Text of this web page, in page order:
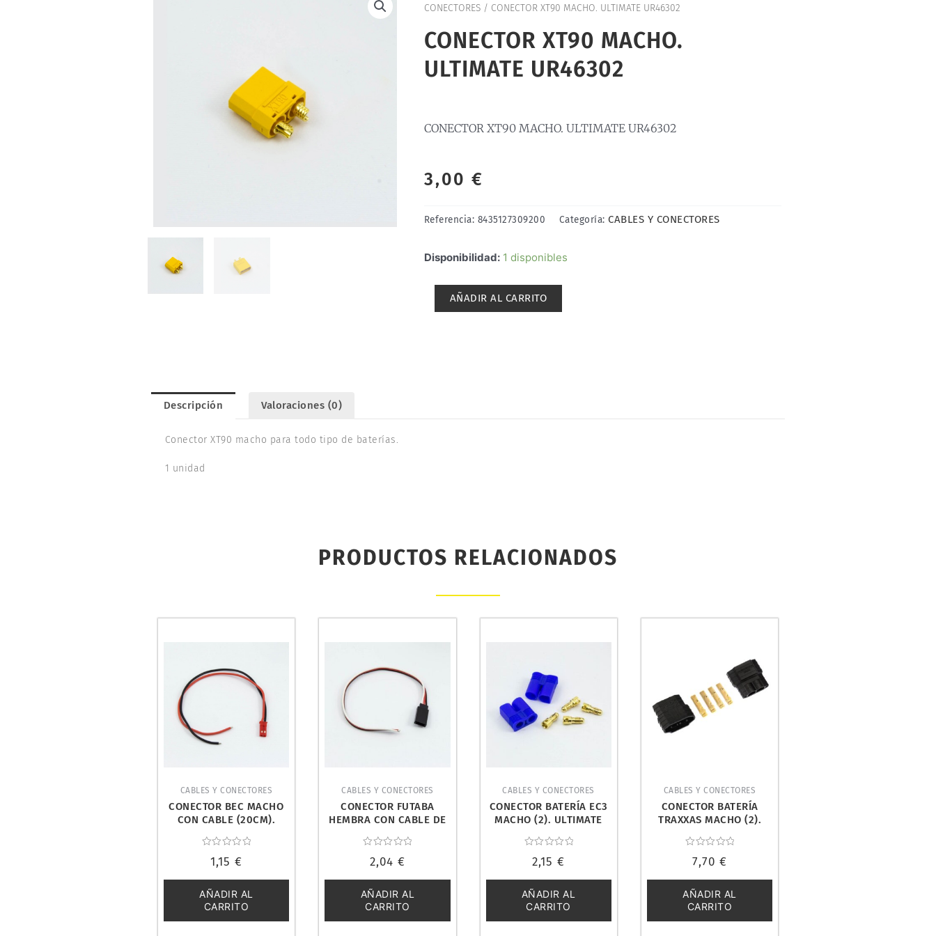
CONECTORES/ CONECTOR XT90 MACHO. ULTIMATE UR46302
CONECTOR XT90 MACHO.
ULTIMATE UR46302
CONECTOR XT90 MACHO. ULTIMATE UR46302
3,00 €
Referencia: 8435127309200 Categoría:CABLES Y CONECTORES
Disponibilidad: 1 disponibles
CONECTOR
MACHO.
AÑADIR AL CARRITO
Descripción Valoraciones (0)
Conector XT90 macho para todo tipo de baterías.
1 unidad
PRODUCTOS RELACIONADOS
CABLES Y CONECTORES
CONECTOR BEC MACHO
CON CABLE (20CM).
con
de
5
1,15 €
AÑADIR AL
CARRITO
CABLES Y CONECTORES
CONECTOR FUTABA
HEMBRA CON CABLE DE
UR46136
con
de
5
2,04 €
AÑADIR AL
CARRITO
CABLES Y CONECTORES
CONECTOR BATERÍA EC3
MACHO (2). ULTIMATE
con
de
5
2,15€
AÑADIR AL
CARRITO
CABLES Y CONECTORES
CONECTOR BATERÍA
TRAXXAS MACHO (2).
con
de
5
7,70€
AÑADIR AL
CARRITO